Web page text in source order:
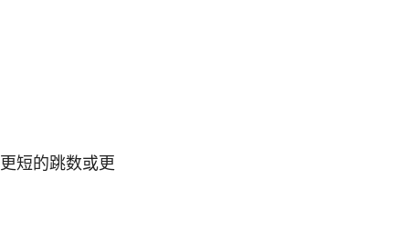
短的跳数或更